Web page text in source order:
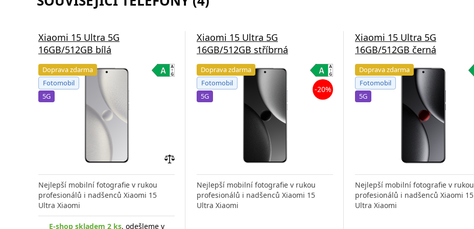
Xiaomi 15 Ultra 5G
16GB/512GB bílá
Doprava zdarma
Fotomobil
5G
porovnání
Nejlepší mobilní fotografie v rukou
profesionálů i nadšenců Xiaomi 15
Ultra Xiaomi
E-shop skladem 2 ks, odešleme v
Xiaomi 15 Ultra 5G
16GB/512GB stříbrná
Doprava zdarma
Fotomobil
5G
-20%
Nejlepší mobilní fotografie v rukou
profesionálů i nadšenců Xiaomi 15
Ultra Xiaomi
Xiaomi 15 Ultra 5G
16GB/512GB černá
Doprava zdarma
Fotomobil
5G
Nejlepší mobilní fotografie v rukou
profesionálů i nadšenců Xiaomi 15
Ultra Xiaomi